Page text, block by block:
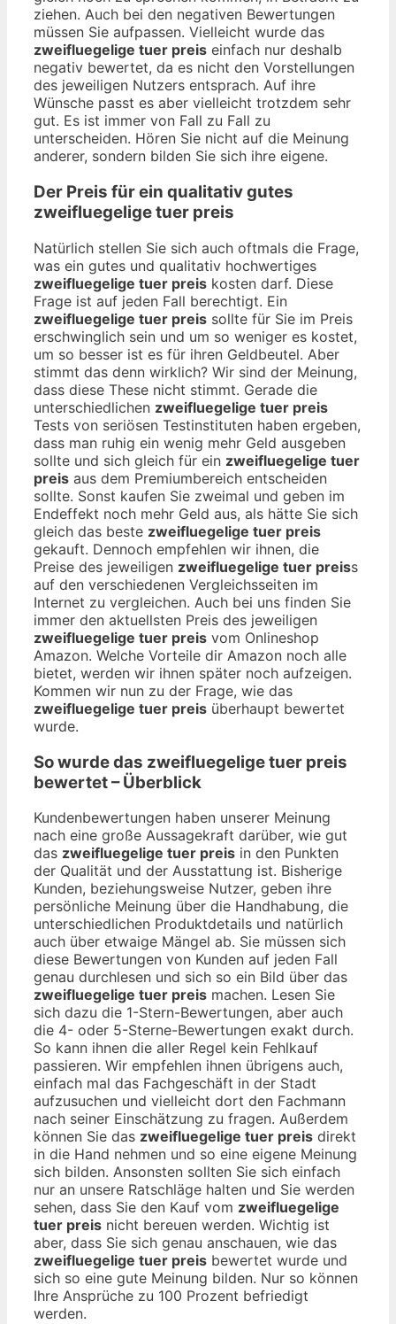
ziehen. Auch bei den negativen Bewertungen
müssen Sie aufpassen. Vielleicht wurde das
zweifluegelige tuer preis einfach nur deshalb
negativ bewertet, da es nicht den Vorstellungen
des jeweiligen Nutzers entsprach. Auf ihre
Wünsche passt es aber vielleicht trotzdem sehr
gut. Es ist immer von Fall zu Fall zu
unterscheiden. Hören Sie nicht auf die Meinung
anderer, sondern bilden Sie sich ihre eigene.
Der Preis für ein qualitativ gutes
zweifluegelige tuer preis
Natürlich stellen Sie sich auch oftmals die Frage,
was ein gutes und qualitativ hochwertiges
zweifluegelige tuer preis kosten darf. Diese
Frage ist auf jeden Fall berechtigt. Ein
zweifluegelige tuer preis sollte für Sie im Preis
erschwinglich sein und um so weniger es kostet,
um so besser ist es für ihren Geldbeutel. Aber
stimmt das denn wirklich? Wir sind der Meinung,
dass diese These nicht stimmt. Gerade die
unterschiedlichen zweifluegelige tuer preis
Tests von seriösen Testinstituten haben ergeben,
dass man ruhig ein wenig mehr Geld ausgeben
sollte und sich gleich für ein zweifluegelige tuer
preis aus dem Premiumbereich entscheiden
sollte. Sonst kaufen Sie zweimal und geben im
Endeffekt noch mehr Geld aus, als hätte Sie sich
gleich das beste zweifluegelige tuer preis
gekauft. Dennoch empfehlen wir ihnen, die
Preise des jeweiligen zweifluegelige tuer preiss
auf den verschiedenen Vergleichsseiten im
Internet zu vergleichen. Auch bei uns finden Sie
immer den aktuellsten Preis des jeweiligen
zweifluegelige tuer preis vom Onlineshop
Amazon. Welche Vorteile dir Amazon noch alle
bietet, werden wir ihnen später noch aufzeigen.
Kommen wir nun zu der Frage, wie das
zweifluegelige tuer preis überhaupt bewertet
wurde.
So wurde das zweifluegelige tuer preis
bewertet – Überblick
Kundenbewertungen haben unserer Meinung
nach eine große Aussagekraft darüber, wie gut
das zweifluegelige tuer preis in den Punkten
der Qualität und der Ausstattung ist. Bisherige
Kunden, beziehungsweise Nutzer, geben ihre
persönliche Meinung über die Handhabung, die
unterschiedlichen Produktdetails und natürlich
auch über etwaige Mängel ab. Sie müssen sich
diese Bewertungen von Kunden auf jeden Fall
genau durchlesen und sich so ein Bild über das
zweifluegelige tuer preis machen. Lesen Sie
sich dazu die 1-Stern-Bewertungen, aber auch
die 4- oder 5-Sterne-Bewertungen exakt durch.
So kann ihnen die aller Regel kein Fehlkauf
passieren. Wir empfehlen ihnen übrigens auch,
einfach mal das Fachgeschäft in der Stadt
aufzusuchen und vielleicht dort den Fachmann
nach seiner Einschätzung zu fragen. Außerdem
können Sie das zweifluegelige tuer preis direkt
in die Hand nehmen und so eine eigene Meinung
sich bilden. Ansonsten sollten Sie sich einfach
nur an unsere Ratschläge halten und Sie werden
sehen, dass Sie den Kauf vom zweifluegelige
tuer preis nicht bereuen werden. Wichtig ist
aber, dass Sie sich genau anschauen, wie das
zweifluegelige tuer preis bewertet wurde und
sich so eine gute Meinung bilden. Nur so können
Ihre Ansprüche zu 100 Prozent befriedigt
werden.